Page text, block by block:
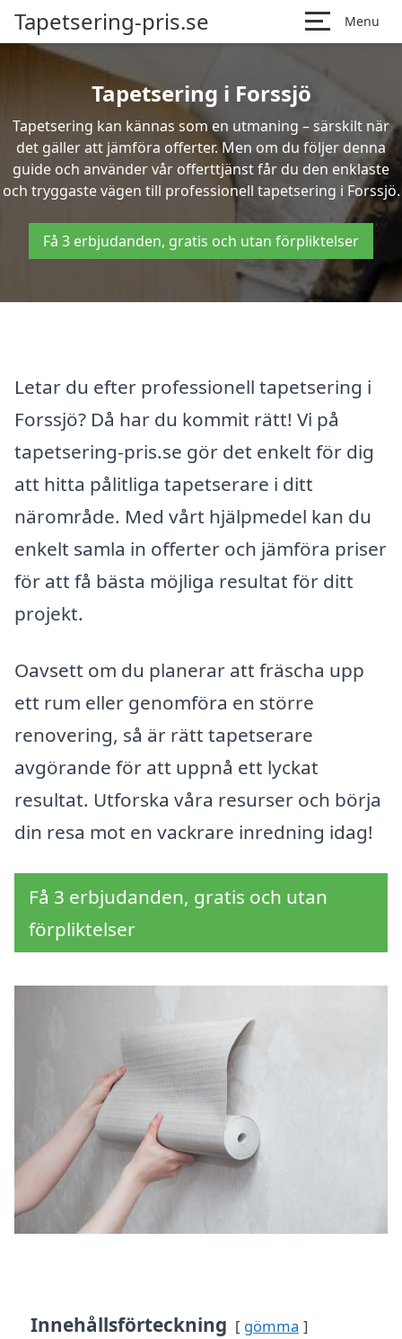
Tapetsering-pris.se Menu
Tapetsering i Forssjö
Tapetsering kan kännas som en utmaning – särskilt när
det gäller att jämföra offerter. Men om du följer denna
guide och använder vår offerttjänst får du den enklaste
och tryggaste vägen till professionell tapetsering i Forssjö.
Få 3 erbjudanden, gratis och utan förpliktelser
Letar du efter professionell tapetsering i
Forssjö? Då har du kommit rätt! Vi på
tapetsering-pris.se gör det enkelt för dig
att hitta pålitliga tapetserare i ditt
närområde. Med vårt hjälpmedel kan du
enkelt samla in offerter och jämföra priser
för att få bästa möjliga resultat för ditt
projekt.
Oavsett om du planerar att fräscha upp
ett rum eller genomföra en större
renovering, så är rätt tapetserare
avgörande för att uppnå ett lyckat
resultat. Utforska våra resurser och börja
din resa mot en vackrare inredning idag!
Få 3 erbjudanden, gratis och utan
förpliktelser
Innehållsförteckning gömma